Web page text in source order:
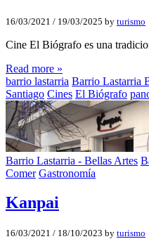
16/03/2021 / 19/03/2025 by turismo
Cine El Biógrafo es una
Read more »
barrio lastarria Barrio Lastarria
Santiago Cines El Biógrafo
Barrio Lastarria - Bellas Artes
Comer Gastronomía
Kanpai
16/03/2021 / 18/10/2023 by turismo